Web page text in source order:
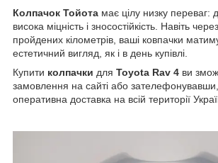
Колпачок Тойота має цілу низку переваг:
висока міцність і зносостійкість. Навіть
пройдених кілометрів, ваші ковпачки
естетичний вигляд, як і в день купівлі.
Купити колпачки для Toyota Rav 4 ви
замовлення на сайті або зателефонувавши,
оперативна доставка на всій території